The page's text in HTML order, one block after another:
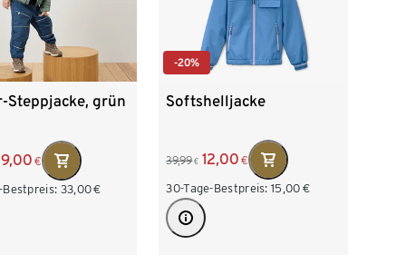
Steppjacke, grün
€
Bestpreis: 33,00€
-20%
Softshelljacke
39,99 € 12,00 €
30-Tage-Bestpreis: 15,00 €